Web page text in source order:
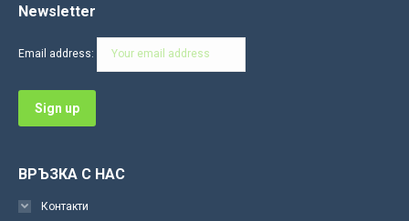
opens
window
opens
window
opens
window
in
in
in
Newsletter
Email address:
ВРЪЗКА С НАС
Контакти